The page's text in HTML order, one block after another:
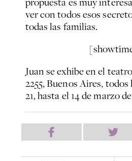
ver con todos esos
todas las familias.
Juan se exhibe en el
2255, Buenos Aires, todos
21, hasta el 14 de marzo